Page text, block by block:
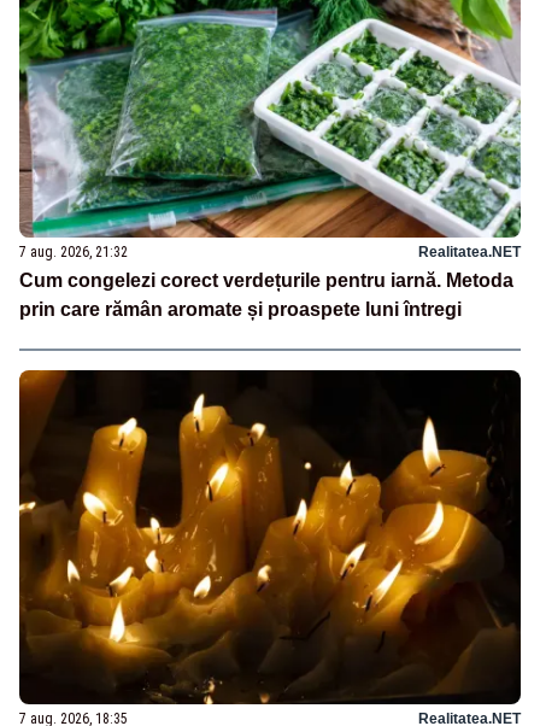
7 aug. 2026, 21:32 Realitatea.NET
Cum congelezi corect verdețurile pentru iarnă. Metoda
prin care rămân aromate și proaspete luni întregi
7 aug. 2026, 18:35 Realitatea.NET